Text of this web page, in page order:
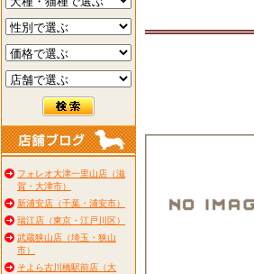
フォレオ大津一里山店（滋
賀・大津市）
新浦安店（千葉・浦安市）
瑞江店（東京・江戸川区）
武蔵狭山店（埼玉・狭山
市）
そよら古川橋駅前店（大